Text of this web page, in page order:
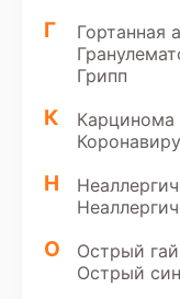
Г
Гортанная
Грипп
К
Карцинома
Н
О
Острый
Острый